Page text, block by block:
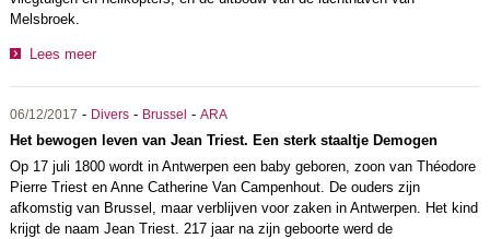
Melsbroek.
Lees meer
06/12/2017 - Divers- Brussel - ARA
Het bewogen leven van Jean Triest. Een sterk staaltje Demogen
Op 17 juli 1800 wordt in Antwerpen een baby geboren, zoon van Théodore
Pierre Triest en Anne Catherine Van Campenhout. De ouders zijn
afkomstig van Brussel, maar verblijven voor zaken in Antwerpen. Het kind
krijgt de naam Jean Triest. 217 jaar na zijn geboorte werd de